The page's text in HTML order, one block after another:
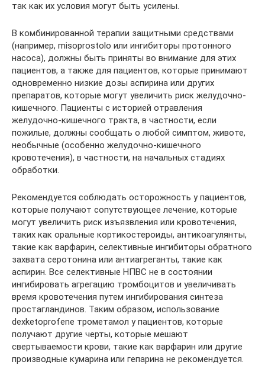
так как их условия могут быть усилены.
В комбинированной терапии защитными средствами
(например, misoprostolo или ингибиторы протонного
насоса), должны быть приняты во внимание для этих
пациентов, а также для пациентов, которые принимают
одновременно низкие дозы аспирина или других
препаратов, которые могут увеличить риск желудочно-
кишечного. Пациенты с историей отравления
желудочно-кишечного тракта, в частности, если
пожилые, должны сообщать о любой симптом, животе,
необычные (особенно желудочно-кишечного
кровотечения), в частности, на начальных стадиях
обработки.
Рекомендуется соблюдать осторожность у пациентов,
которые получают сопутствующее лечение, которые
могут увеличить риск изъязвления или кровотечения,
таких как оральные кортикостероиды, антикоагулянты,
такие как варфарин, селективные ингибиторы обратного
захвата серотонина или антиагреганты, такие как
аспирин. Все селективные НПВС не в состоянии
ингибировать агрегацию тромбоцитов и увеличивать
время кровотечения путем ингибирования синтеза
простагландинов. Таким образом, использование
dexketoprofene трометамол у пациентов, которые
получают другие черты, которые мешают
свертываемости крови, такие как варфарин или другие
производные кумарина или гепарина не рекомендуется.